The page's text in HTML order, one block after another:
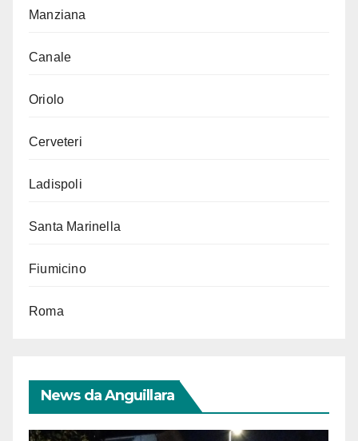
Manziana
Canale
Oriolo
Cerveteri
Ladispoli
Santa Marinella
Fiumicino
Roma
News da Anguillara